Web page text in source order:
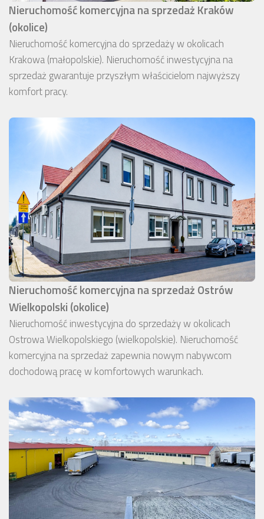
Nieruchomość komercyjna na sprzedaż Kraków
(okolice)
Nieruchomość komercyjna do sprzedaży w okolicach
Krakowa (małopolskie). Nieruchomość inwestycyjna na
sprzedaż gwarantuje przyszłym właścicielom najwyższy
komfort pracy.
Nieruchomość komercyjna na sprzedaż Ostrów
Wielkopolski (okolice)
Nieruchomość inwestycyjna do sprzedaży w okolicach
Ostrowa Wielkopolskiego (wielkopolskie). Nieruchomość
komercyjna na sprzedaż zapewnia nowym nabywcom
dochodową pracę w komfortowych warunkach.